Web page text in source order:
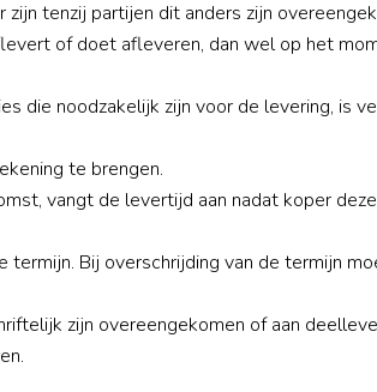
tenzij partijen dit anders zijn
of doet afleveren, dan wel op het
die noodzakelijk zijn voor de levering, is
te brengen.
vangt de levertijd aan nadat koper
Bij overschrijding van de termijn
zijn overeengekomen of aan